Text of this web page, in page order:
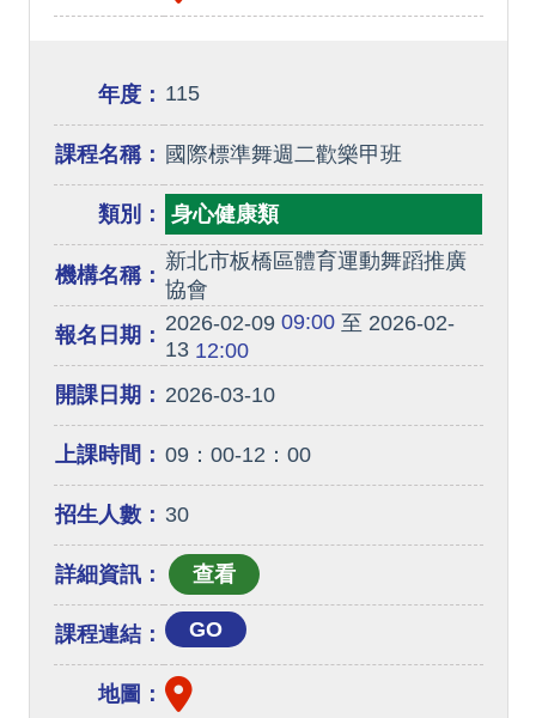
年度： 115
課程名稱： 國際標準舞週二歡樂甲班
類別： 身心健康類
機構名稱：
新北市板橋區體育運動舞蹈推廣
協會
報名日期： 2026-02-0909:00至 2026-02-
1312:00
開課日期： 2026-03-10
上課時間： 09：00-12：00
招生人數： 30
詳細資訊：
課程連結： GO
地圖：